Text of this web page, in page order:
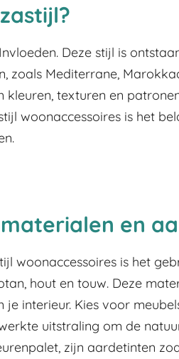
Deze stijl is
zoals Mediterrane,
kleuren, texturen en
woonaccessoires is het
en
woonaccessoires is het
hout en touw. Deze
interieur. Kies voor
uitstraling om de
zijn aardetinten